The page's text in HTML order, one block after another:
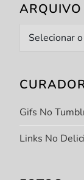
ARQUIVO
Arquivo
Gifs No
Links No